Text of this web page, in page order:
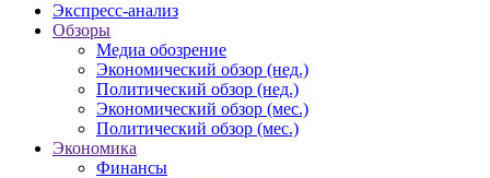
Экспресс-анализ
Обзоры
Медиа обозрение
Экономический обзор (нед.)
Политический обзор (нед.)
Экономический обзор (мес.)
Политический обзор (мес.)
Экономика
Финансы